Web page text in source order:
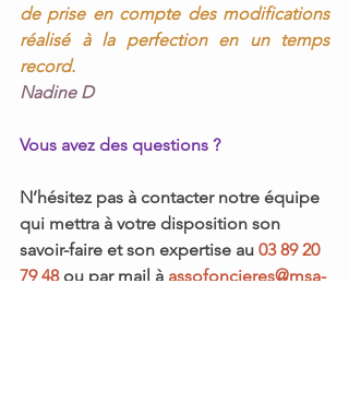
de prise en compte des modifications
réalisé à la perfection en un temps
record.
Nadine D
Vous avez des questions ?
N’hésitez pas à contacter notre équipe
qui mettra à votre disposition son
savoir-faire et son expertise au 03 89 20
79 48 ou par mail à assofoncieres@msa-